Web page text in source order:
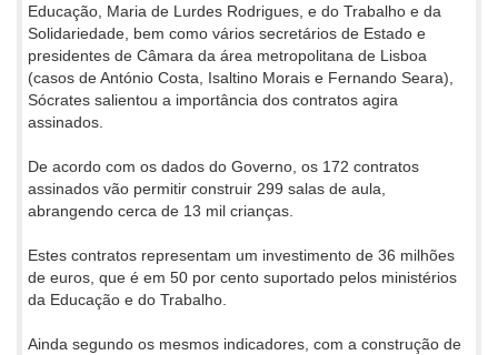
Educação, Maria de Lurdes Rodrigues, e do Trabalho e da
Solidariedade, bem como vários secretários de Estado e
presidentes de Câmara da área metropolitana de Lisboa
(casos de António Costa, Isaltino Morais e Fernando Seara),
Sócrates salientou a importância dos contratos agira
assinados.
De acordo com os dados do Governo, os 172 contratos
assinados vão permitir construir 299 salas de aula,
abrangendo cerca de 13 mil crianças.
Estes contratos representam um investimento de 36 milhões
de euros, que é em 50 por cento suportado pelos ministérios
da Educação e do Trabalho.
Ainda segundo os mesmos indicadores, com a construção de